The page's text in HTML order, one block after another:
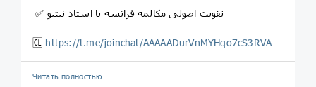
‍ ✅ تقویت اصولی مکالمه فرانسه با استاد نیتیو
🆑 https://t.me/joinchat/AAAAADurVnMYHqo7cS3RVA
Читать полностью…